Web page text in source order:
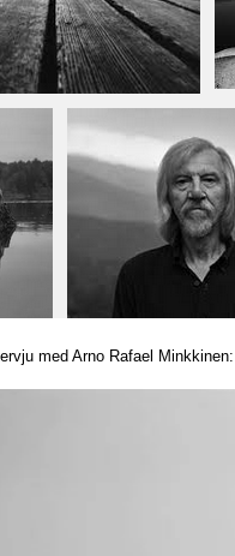
med Arno Rafael Minkkinen: